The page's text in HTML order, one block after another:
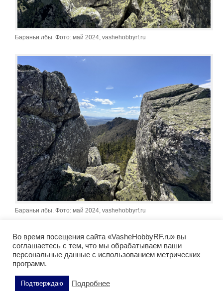
Бараньи лбы. Фото: май 2024, vashehobbyrf.ru
Бараньи лбы. Фото: май 2024, vashehobbyrf.ru
Во время посещения сайта «VasheHobbyRF.ru» вы
соглашаетесь с тем, что мы обрабатываем ваши
персональные данные с использованием метрических
программ.
Подтверждаю Подробнее